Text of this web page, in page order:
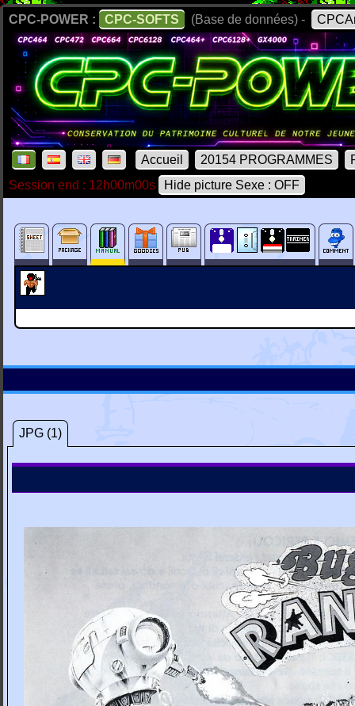
CPC-POWER : CPC-SOFTS (Base de données) -
Accueil 20154 PROGRAMMES
Session end : 12h00m00s
Hide picture Sexe : OFF
JPG (1)